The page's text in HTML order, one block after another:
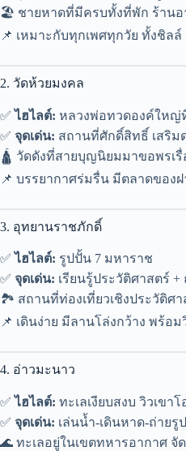
🏖️ ชายหาดที่มีครบทั้งที่พัก ร้านอ
📌 เหมาะกับทุกเพศทุกวัย ทั้งชิล
2. วัดห้วยมงคล
✅ไฮไลต์: หลวงพ่อทวดองค์ใหญ่
✅ จุดเด่น: สถานที่ศักดิ์สิทธิ์ เสริม
🛕 วัดดังที่สายบุญนิยมมาขอพรเ
📌 บรรยากาศร่มรื่น มีตลาดของ
3. อุทยานราชภักดิ์
✅ ไฮไลต์: รูปปั้น 7 มหาราช
✅ จุดเด่น: เรียนรู้ประวัติศาสตร์ +
🏞️ สถานที่ท่องเที่ยวเชิงประวัติศ
📌 เดินง่าย มีลานโล่งกว้าง พร้อ
4. อ่าวมะนาว
✅ไฮไลต์: ทะเลเงียบสงบ วิวเขา
✅ จุดเด่น: เล่นน้ำ-เดินหาด-ถ่ายรูป
🌊 ทะเลอยู่ในเขตทหารอากาศ จั